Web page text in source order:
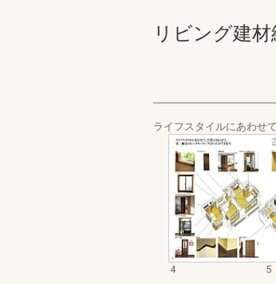
リビング建
ライフスタイルにあわせ
4 5